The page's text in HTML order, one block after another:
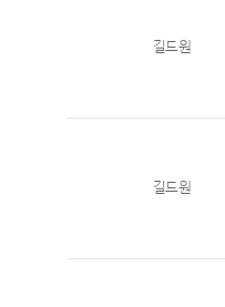
길드원
길드원